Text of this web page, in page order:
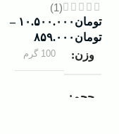
(1)
تومان ۱۰.۵۰۰.۰۰۰ –
تومان ۸۵۹.۰۰۰
وزن
100 گرم
حجم